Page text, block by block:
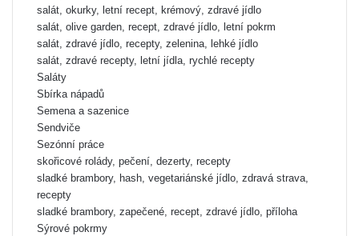
salát, okurky, letní recept, krémový, zdravé jídlo
salát, olive garden, recept, zdravé jídlo, letní pokrm
salát, zdravé jídlo, recepty, zelenina, lehké jídlo
salát, zdravé recepty, letní jídla, rychlé recepty
Saláty
Sbírka nápadů
Semena a sazenice
Sendviče
Sezónní práce
skořicové rolády, pečení, dezerty, recepty
sladké brambory, hash, vegetariánské jídlo, zdravá strava,
recepty
sladké brambory, zapečené, recept, zdravé jídlo, příloha
Sýrové pokrmy